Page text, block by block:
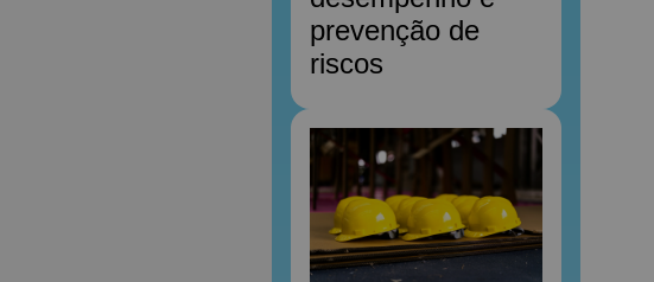
prevenção de
riscos